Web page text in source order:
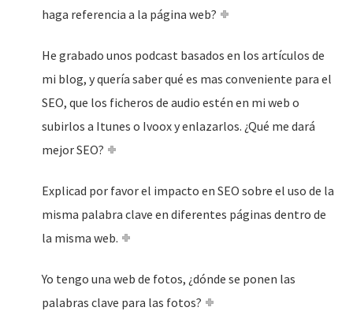
haga referencia a la página web?
He grabado unos podcast basados en los artículos de
mi blog, y quería saber qué es mas conveniente para el
SEO, que los ficheros de audio estén en mi web o
subirlos a Itunes o Ivoox y enlazarlos. ¿Qué me dará
mejor SEO?
Explicad por favor el impacto en SEO sobre el uso de la
misma palabra clave en diferentes páginas dentro de
la misma web.
Yo tengo una web de fotos, ¿dónde se ponen las
palabras clave para las fotos?